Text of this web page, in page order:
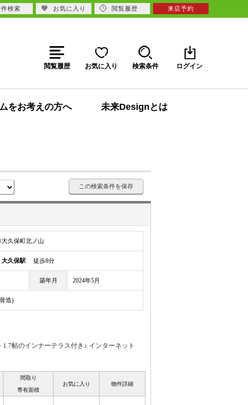
閲覧履歴 お気に入り 検索条件 ログイン
をお考えの方へ 未来Designとは
この検索条件を保存
久保町北ノ山
大久保駅 徒歩8分
築年月 2024年5月
造)
帖のインナーテラス付き♪ インターネット
間取り
専有面積
お気に入り 物件詳細
検索 お気に入り 閲覧履歴 来店予約